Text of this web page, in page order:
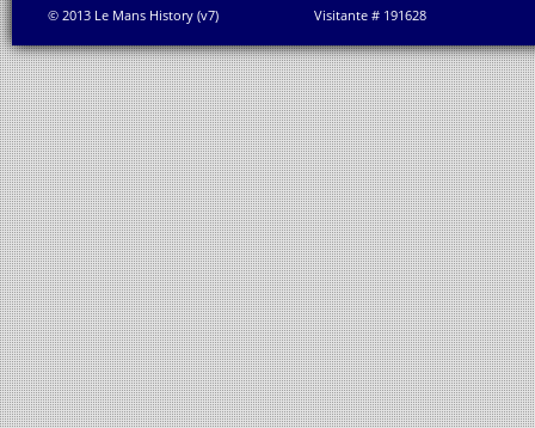
© 2013 Le Mans History (v7) Visitante # 191628